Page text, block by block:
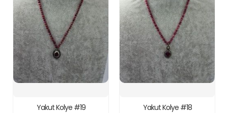
Yakut Kolye #19 Yakut Kolye #18